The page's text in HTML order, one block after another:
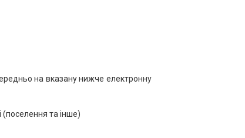
на вказану нижче електронну
(поселення та інше)